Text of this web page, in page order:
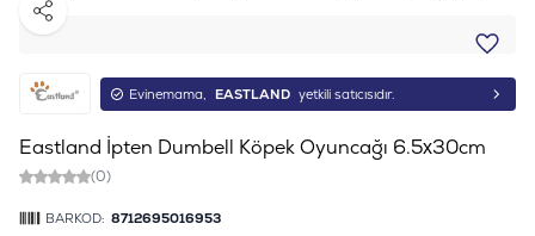
Paylaş
Evinemama, EASTLAND yetkili satıcısıdır.
Eastland İpten Dumbell Köpek Oyuncağı 6.5x30cm
(0)
BARKOD: 8712695016953